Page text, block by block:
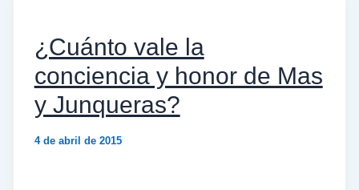
¿Cuánto vale la
conciencia y honor de Mas
y Junqueras?
4 de abril de 2015